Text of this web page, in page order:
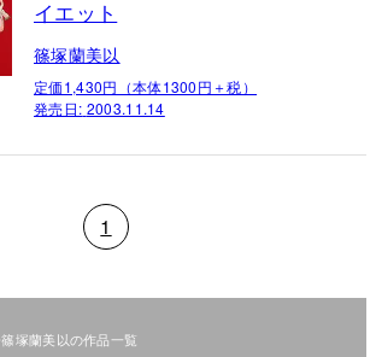
イエット
篠塚蘭美以
定価1,430円（本体1300円＋税）
発売日: 2003.11.14
1
篠塚蘭美以の作品一覧